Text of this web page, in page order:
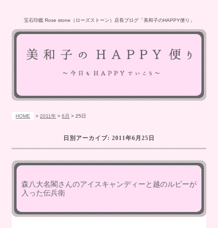
宝石印鑑 Rose stone（ローズストーン）店長ブログ「美和子のHAPPY便り」
HOME > 2011年 > 6月 > 25日
日別アーカイブ: 2011年6月25日
森八大名閣さんのアイスキャンディーと越のルビーが
入った伝兵衛